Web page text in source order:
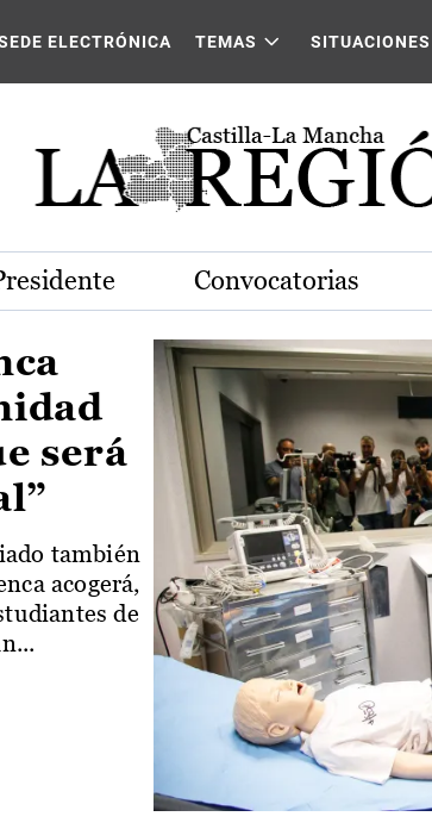
La Mancha
ELECTRÓNICA TEMAS
Convocatorias
será
también
acogerá,
de